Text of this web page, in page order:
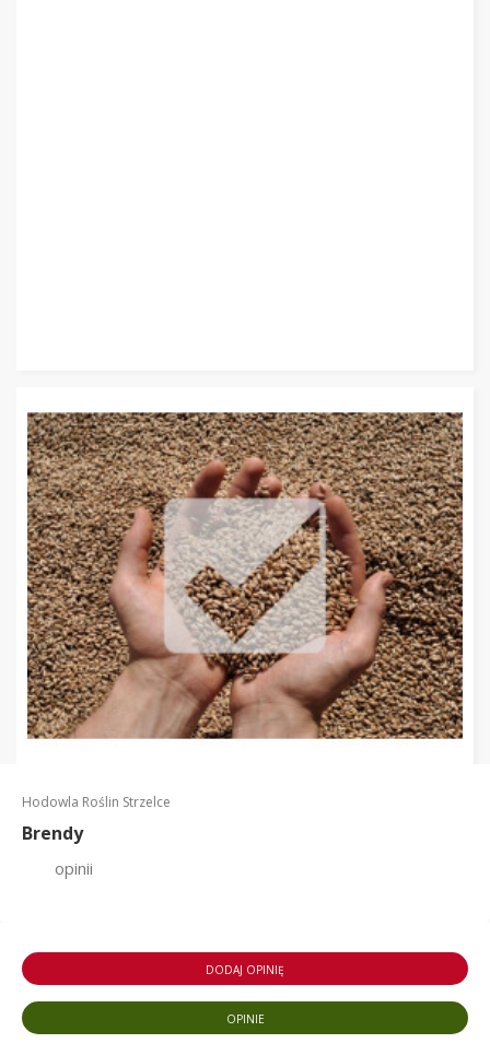
Hodowla Roślin Strzelce
Brendy
opinii
DODAJ OPINIĘ
OPINIE